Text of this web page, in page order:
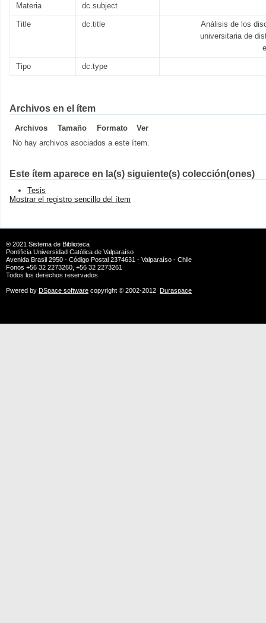
Materia dc.subject
Title dc.title
Análisis de los
universitaria de
Tipo dc.type
Archivos en el ítem
Archivos Tamaño Formato
Ver
No hay archivos asociados a este ítem.
Este ítem aparece en la(s) siguiente(s) colección(ones)
Tesis
Mostrar el registro sencillo del ítem
® 2021 Sistema de Biblioteca
Pontificia Universidad Católica de Valparaíso
Avenida Brasil 2950 - Código Postal 2374631 - Valparaíso - Chile
Fonos +56 32 2273260, +56 32 2273261
Todos los derechos reservados
Pwered by DSpace software copyright © 2002-2012 Duraspace